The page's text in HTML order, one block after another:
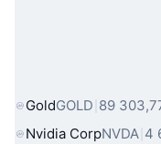
Populární
GoldGOLD 89
Nvidia CorpNVDA 4